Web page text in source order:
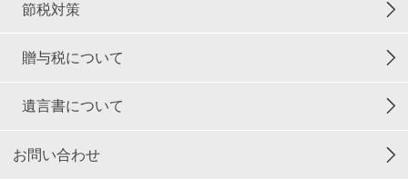
節税対策
贈与税について
遺言書について
お問い合わせ